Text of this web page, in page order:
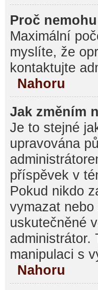
Proč
Maximální
myslíte, že
kontaktujte
Nahoru
Jak změním
Je to stejné
upravována
příspěvek v
Pokud nikdo
vymazat
uskutečněné
administrátor.
manipulaci s
Nahoru